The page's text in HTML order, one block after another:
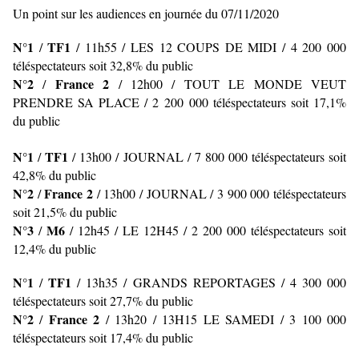
Un point sur les audiences en journée du 07/11/2020
N°1 /TF1 / 11h55 / LES 12 COUPS DE MIDI / 4 200 000
téléspectateurs soit 32,8% du public
N°2 / France 2 / 12h00 / TOUT LE MONDE VEUT
PRENDRE SA PLACE / 2 200 000 téléspectateurs soit 17,1%
du public
N°1 /TF1 / 13h00 / JOURNAL / 7 800 000 téléspectateurs soit
42,8% du public
N°2 /France 2 / 13h00 / JOURNAL / 3 900 000 téléspectateurs
soit 21,5% du public
N°3 / M6 / 12h45 / LE 12H45 / 2 200 000 téléspectateurs soit
12,4% du public
N°1 /TF1 / 13h35 / GRANDS REPORTAGES / 4 300 000
téléspectateurs soit 27,7% du public
N°2 / France 2 / 13h20 / 13H15 LE SAMEDI / 3 100 000
téléspectateurs soit 17,4% du public